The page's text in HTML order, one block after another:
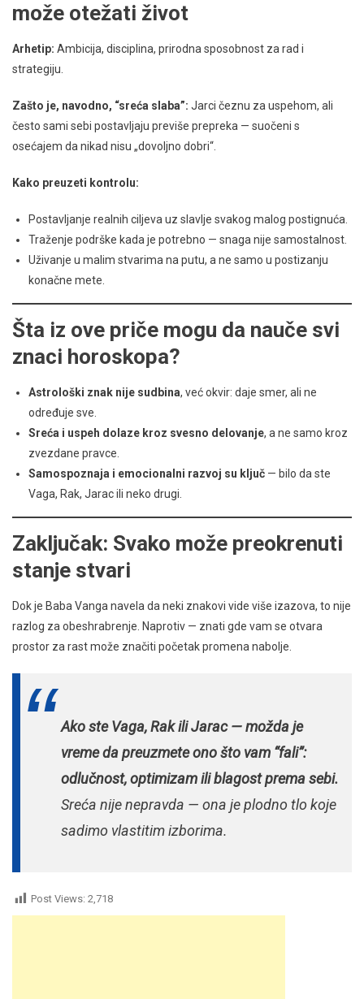
može otežati život
Arhetip: Ambicija, disciplina, prirodna sposobnost za rad i
strategiju.
Zašto je, navodno, “sreća slaba”: Jarci čeznu za uspehom, ali
često sami sebi postavljaju previše prepreka — suočeni s
osećajem da nikad nisu „dovoljno dobri“.
Kako preuzeti kontrolu:
Postavljanje realnih ciljeva uz slavlje svakog malog postignuća.
Traženje podrške kada je potrebno — snaga nije samostalnost.
Uživanje u malim stvarima na putu, a ne samo u postizanju
konačne mete.
Šta iz ove priče mogu da nauče svi
znaci horoskopa?
Astrološki znak nije sudbina, već okvir: daje smer, ali ne
određuje sve.
Sreća i uspeh dolaze kroz svesno delovanje, a ne samo kroz
zvezdane pravce.
Samospoznaja i emocionalni razvoj su ključ — bilo da ste
Vaga, Rak, Jarac ili neko drugi.
Zaključak: Svako može preokrenuti
stanje stvari
Dok je Baba Vanga navela da neki znakovi vide više izazova, to nije
razlog za obeshrabrenje. Naprotiv — znati gde vam se otvara
prostor za rast može značiti početak promena nabolje.
Ako ste Vaga, Rak ili Jarac — možda je
vreme da preuzmete ono što vam “fali”:
odlučnost, optimizam ili blagost prema sebi.
Sreća nije nepravda — ona je plodno tlo koje
sadimo vlastitim izborima.
Post Views: 2,718